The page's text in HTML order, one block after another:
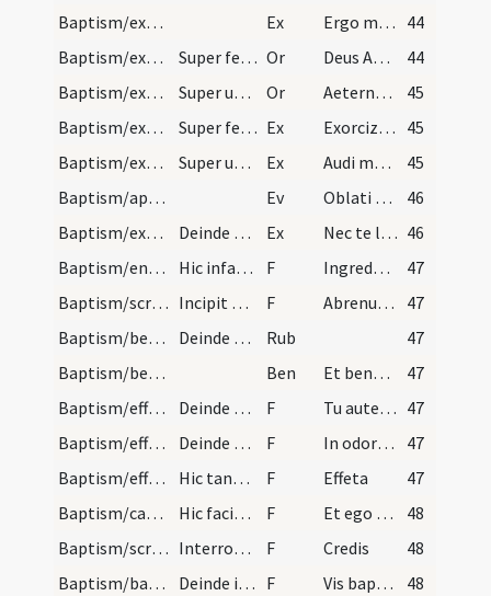
Baptism/exorcism
Ex Ergo maledicte 44
Baptism/exorcism
Super feminas. Or Deus Abraham ... qui tribus
44
Baptism/exorcism
Super utrumque. Or Aeternam ac iustissimam
45
Baptism/exorcism
Super feminas. Ex Exorcizo te immunde ... qui pedibus 45
Baptism/exorcism
Super utrumque. Ex Audi maledicte
45
Baptism/apertio aurium
Ev Oblati sunt
46
Baptism/exorcism
Deinde pone manum super caput pueri et dic. Ex Nec te latet 46
Baptism/entrance
Hic infantem introducat in ecclesiam dicens. F Ingredere in templum Dei sine impedimento Satanae ut habeas vitam aeternam et vivas in saecula saeculorum.
47
Baptism/scrutiny
Incipit baptismus circa fontem interrogamdo nomen… F Abrenuntias Satanae
47
Baptism/benediction
Deinde aspergatur puer aqua benedicta. Rub
47
Baptism/benediction
Ben Et benedictio Dei
47
Baptism/effeta
Deinde ad aurem sinistram. F Tu autem effugare 47
Baptism/effeta
Deinde ad nares. F In odorem suavitatis
47
Baptism/effeta
Hic tangat ter aures et nares de sputo cum pollic… F Effeta
47
Baptism/catechumen oil
Hic faciat crucem de oleo sancto in pectore et in… F Et ego te linio
48
Baptism/scrutiny
Interrogat nomine infantis dicat sacerdos. F Credis
48
Baptism/baptismal font
Deinde interroget infantem. F Vis baptizari?
48